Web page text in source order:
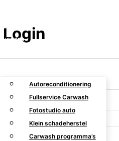
Home
Over ons
Autoreconditionering
Fullservice Carwash
Fotostudio auto
Klein schadeherstel
Carwash programma’s
Login
or email address *
Password*